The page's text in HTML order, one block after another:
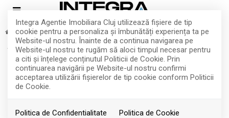
Integra Agentie Imobiliara Cluj utilizează fişiere de tip
cookie pentru a personaliza și îmbunătăți experiența ta pe
Website-ul nostru. Înainte de a continua navigarea pe
Website-ul nostru te rugăm să aloci timpul necesar pentru
a citi și înțelege conținutul Politicii de Cookie. Prin
continuarea navigării pe Website-ul nostru confirmi
acceptarea utilizării fişierelor de tip cookie conform Politicii
de Cookie.
Politica de Confidentialitate Politica de Cookie
Inchiriere Apartamente Cluj-Napoca Centru
Închiriere Apartament 2 Camere |
Central | Confort Lux | Cu Parcare
Subterană